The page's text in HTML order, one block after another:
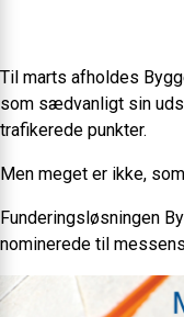
Til marts afholdes
som sædvanligt sin
trafikerede punkter.
Men meget er ikke,
Funderingsløsningen
nominerede til